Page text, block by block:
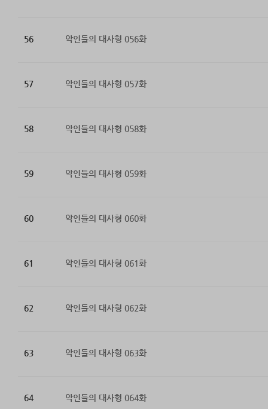
56 악인들의 대사형 056화
57 악인들의 대사형 057화
58 악인들의 대사형 058화
59 악인들의 대사형 059화
60 악인들의 대사형 060화
61 악인들의 대사형 061화
62 악인들의 대사형 062화
63 악인들의 대사형 063화
64 악인들의 대사형 064화